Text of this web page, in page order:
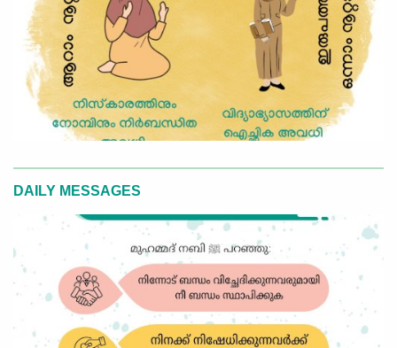
DAILY MESSAGES